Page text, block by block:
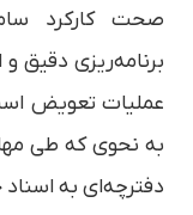
صحت کارکرد
برنامه‌ریزی دقیق
عملیات تعویض
به نحوی که طی
دفترچه‌ای به